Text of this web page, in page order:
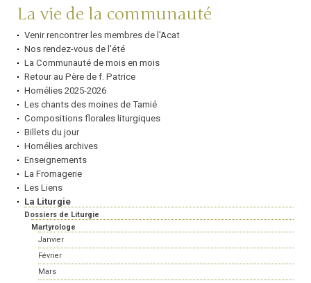
Navigation
La vie de la communauté
Venir rencontrer les membres de l'Acat
Nos rendez-vous de l'été
La Communauté de mois en mois
Retour au Père de f. Patrice
Homélies 2025-2026
Les chants des moines de Tamié
Compositions florales liturgiques
Billets du jour
Homélies archives
Enseignements
La Fromagerie
Les Liens
La Liturgie
Dossiers de Liturgie
Martyrologe
Janvier
Février
Mars